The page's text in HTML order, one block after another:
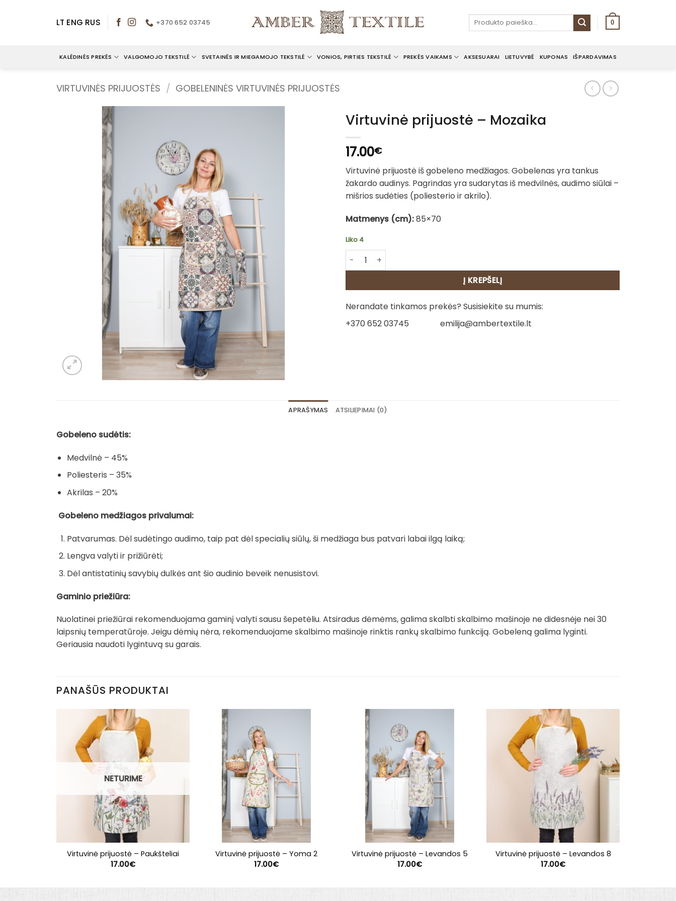
LT ENG RUS +370 652 03745 Ieškoti: 0
KALĖDINĖS PREKĖS VALGOMOJO TEKSTILĖ SVETAINĖS IR MIEGAMOJO TEKSTILĖ VONIOS, PIRTIES TEKSTILĖ PREKĖS VAIKAMS AKSESUARAI LIETUVYBĖ KUPONAS IŠPARDAVIMAS
VIRTUVINĖS PRIJUOSTĖS / GOBELENINĖS VIRTUVINĖS PRIJUOSTĖS
Virtuvinė prijuostė – Mozaika
17.00€
Virtuvinė prijuostė iš gobeleno medžiagos. Gobelenas yra tankus
žakardo audinys. Pagrindas yra sudarytas iš medvilnės, audimo siūlai –
mišrios sudėties (poliesterio ir akrilo).
Matmenys (cm):85×70
Liko 4
produkto kiekis: Virtuvinė prijuostė - Mozaika
Į KREPŠELĮ
Nerandate tinkamos prekės? Susisiekite su mumis:
+370 652 03745
emilija@ambertextile.lt
APRAŠYMAS ATSILIEPIMAI (0)
Gobeleno sudėtis:
Medvilnė – 45%
Poliesteris – 35%
Akrilas – 20%
Gobeleno medžiagos privalumai:
Patvarumas. Dėl sudėtingo audimo, taip pat dėl specialių siūlų, ši medžiaga bus patvari labai ilgą laiką;
Lengva valyti ir prižiūrėti;
Dėl antistatinių savybių dulkės ant šio audinio beveik nenusistovi.
Gaminio priežiūra:
Nuolatinei priežiūrai rekomenduojama gaminį valyti sausu šepetėliu. Atsiradus dėmėms, galima skalbti skalbimo mašinoje ne didesnėje nei 30
laipsnių temperatūroje. Jeigu dėmių nėra, rekomenduojame skalbimo mašinoje rinktis rankų skalbimo funkciją. Gobeleną galima lyginti.
Geriausia naudoti lygintuvą su garais.
PANAŠŪS PRODUKTAI
NETURIME
Virtuvinė prijuostė – Paukšteliai
17.00€
Virtuvinė prijuostė – Yoma 2
17.00€
Virtuvinė prijuostė – Levandos 5
17.00€
Virtuvinė prijuostė – Levandos 8
17.00€